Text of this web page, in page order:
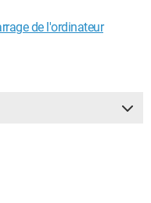
de l'ordinateur